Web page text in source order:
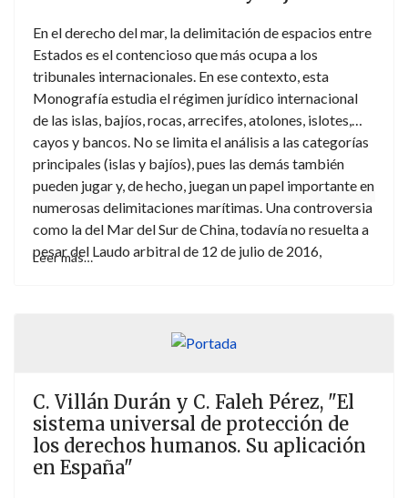
En el derecho del mar, la delimitación de espacios entre
Estados es el contencioso que más ocupa a los
tribunales internacionales. En ese contexto, esta
Monografía estudia el régimen jurídico internacional
de las islas, bajíos, rocas, arrecifes, atolones, islotes,
cayos y bancos. No se limita el análisis a las categorías
principales (islas y bajíos), pues las demás también
pueden jugar y, de hecho, juegan un papel importante en
numerosas delimitaciones marítimas. Una controversia
como la del Mar del Sur de China, todavía no resuelta a
pesar del Laudo arbitral de 12 de julio de 2016,
serie de delimitaciones marítimas y de contenciosos
En el presente trabajo el lector encontrará una
exposición sistemática de la práctica jurídica en la
materia, es decir: dos centenares de delimitaciones
Leer más…
C. Villán Durán y C. Faleh Pérez, "El
sistema universal de protección de
los derechos humanos. Su aplicación
en España"